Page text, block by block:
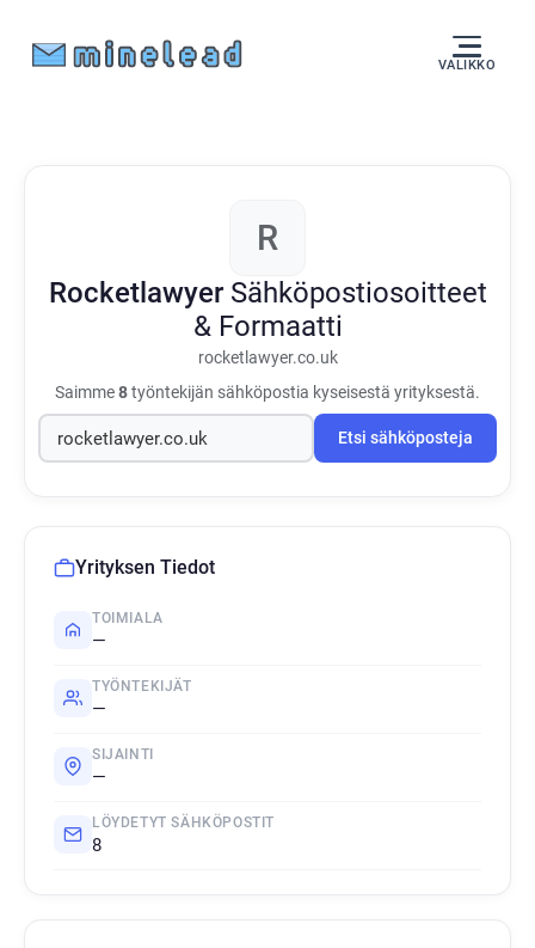
VALIKKO
R
Rocketlawyer Sähköpostiosoitteet
& Formaatti
rocketlawyer.co.uk
Saimme8työntekijän sähköpostia kyseisestä yrityksestä.
Etsi sähköposteja
Yrityksen Tiedot
TOIMIALA
—
TYÖNTEKIJÄT
—
SIJAINTI
—
LÖYDETYT SÄHKÖPOSTIT
8